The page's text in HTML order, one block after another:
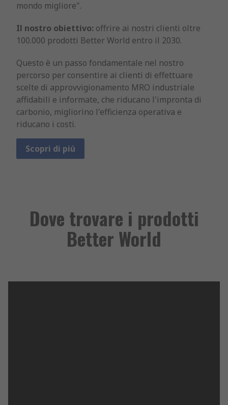
mondo migliore".
Il nostro obiettivo: offrire ai nostri clienti oltre
100.000 prodotti Better World entro il 2030.
Questo è un passo fondamentale nel nostro
percorso per consentire ai clienti di effettuare
scelte di approvvigionamento MRO industriale
affidabili e informate, che riducano l'impronta di
carbonio, migliorino l'efficienza operativa e
riducano i costi.
Scopri di più
Dove trovare i prodotti
Better World